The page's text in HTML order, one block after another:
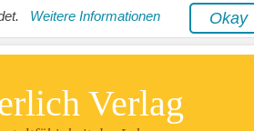
Weitere Informationen Okay
Verlag